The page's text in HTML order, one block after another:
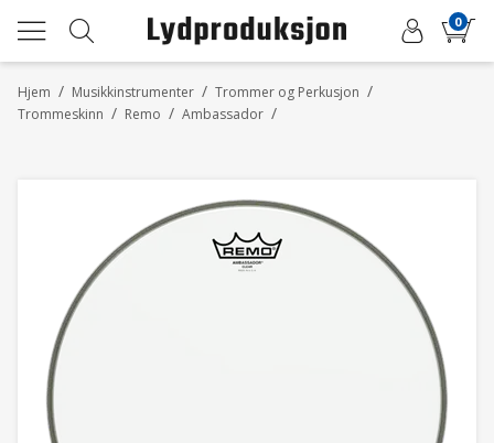
0
/
Hjem /
Musikkinstrumenter /
Trommer og Perkusjon
/
Trommeskinn /
Remo /
Ambassador